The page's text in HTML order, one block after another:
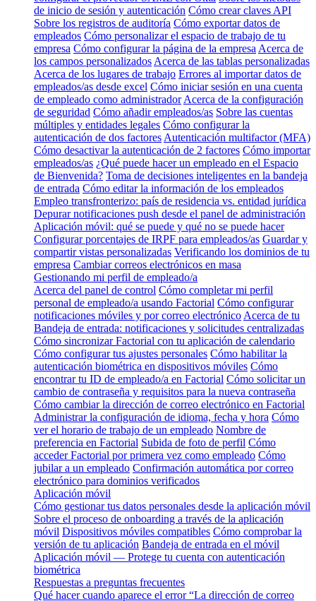
de inicio de sesión y autenticación Cómo crear claves API
Sobre los registros de auditoría Cómo exportar datos de
empleados Cómo personalizar el espacio de trabajo de tu
empresa Cómo configurar la página de la empresa Acerca de
los campos personalizados Acerca de las tablas personalizadas
Acerca de los lugares de trabajo Errores al importar datos de
empleados/as desde excel Cómo iniciar sesión en una cuenta
de empleado como administrador Acerca de la configuración
de seguridad Cómo añadir empleados/as Sobre las cuentas
múltiples y entidades legales Cómo configurar la
autenticación de dos factores Autenticación multifactor (MFA)
Cómo desactivar la autenticación de 2 factores Cómo importar
empleados/as ¿Qué puede hacer un empleado en el Espacio
de Bienvenida? Toma de decisiones inteligentes en la bandeja
de entrada Cómo editar la información de los empleados
Empleo transfronterizo: país de residencia vs. entidad jurídica
Depurar notificaciones push desde el panel de administración
Aplicación móvil: qué se puede y qué no se puede hacer
Configurar porcentajes de IRPF para empleados/as Guardar y
compartir vistas personalizadas Verificando los dominios de tu
empresa Cambiar correos electrónicos en masa
Gestionando mi perfil de empleado/a
Acerca del panel de control Cómo completar mi perfil
personal de empleado/a usando Factorial Cómo configurar
notificaciones móviles y por correo electrónico Acerca de tu
Bandeja de entrada: notificaciones y solicitudes centralizadas
Cómo sincronizar Factorial con tu aplicación de calendario
Cómo configurar tus ajustes personales Cómo habilitar la
autenticación biométrica en dispositivos móviles Cómo
encontrar tu ID de empleado/a en Factorial Cómo solicitar un
cambio de contraseña y requisitos para la nueva contraseña
Cómo cambiar la dirección de correo electrónico en Factorial
Administrar la configuración de idioma, fecha y hora Cómo
ver el horario de trabajo de un empleado Nombre de
preferencia en Factorial Subida de foto de perfil Cómo
acceder Factorial por primera vez como empleado Cómo
jubilar a un empleado Confirmación automática por correo
electrónico para dominios verificados
Aplicación móvil
Cómo gestionar tus datos personales desde la aplicación móvil
Sobre el proceso de onboarding a través de la aplicación
móvil Dispositivos móviles compatibles Cómo comprobar la
versión de tu aplicación Bandeja de entrada en el móvil
Aplicación móvil — Protege tu cuenta con autenticación
biométrica
Respuestas a preguntas frecuentes
Qué hacer cuando aparece el error “La dirección de correo